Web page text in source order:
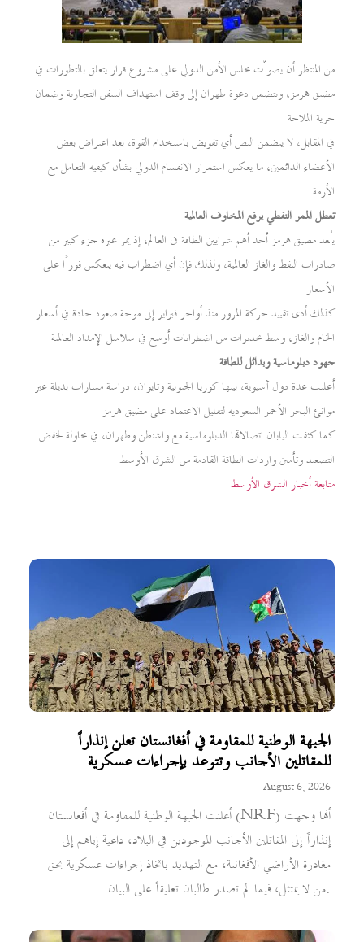
الجبهة الوطنية للمقاومة في أفغانستان تعلن إنذاراً
للمقاتلين الأجانب وتتوعد بإجراءات عسكرية
August 6, 2026
أعلنت الجبهة الوطنية للمقاومة في أفغانستان (NRF) أنها وجهت
إنذاراً إلى المقاتلين الأجانب الموجودين في البلاد، داعية إياهم إلى
مغادرة الأراضي الأفغانية، مع التهديد باتخاذ إجراءات عسكرية بحق
من لا يمتثل، فيما لم تصدر طالبان تعليقاً على البيان.
من المنتظر أن يصوّت مجلس الأمن الدولي على مشروع قرار يتعلق بالتطورات في
مضيق هرمز، ويتضمن دعوة طهران إلى وقف استهداف السفن التجارية وضمان
حرية الملاحة
في المقابل، لا يتضمن النص أي تفويض باستخدام القوة، بعد اعتراض بعض
الأعضاء الدائمين، ما يعكس استمرار الانقسام الدولي بشأن كيفية التعامل مع
الأزمة
تعطل الممر النفطي يرفع المخاوف العالمية
يُعد مضيق هرمز أحد أهم شرايين الطاقة في العالم، إذ يمر عبره جزء كبير من
صادرات النفط والغاز العالمية، ولذلك فإن أي اضطراب فيه ينعكس فورًا على
الأسعار
كذلك أدى تقييد حركة المرور منذ أواخر فبراير إلى موجة صعود حادة في أسعار
الخام والغاز، وسط تحذيرات من اضطرابات أوسع في سلاسل الإمداد العالمية
جهود دبلوماسية وبدائل للطاقة
أعلنت عدة دول آسيوية، بينها كوريا الجنوبية وتايوان، دراسة مسارات بديلة عبر
موانئ البحر الأحمر السعودية لتقليل الاعتماد على مضيق هرمز
كما كثفت اليابان اتصالاتها الدبلوماسية مع واشنطن وطهران، في محاولة لخفض
التصعيد وتأمين واردات الطاقة القادمة من الشرق الأوسط
متابعة أخبار الشرق الأوسط